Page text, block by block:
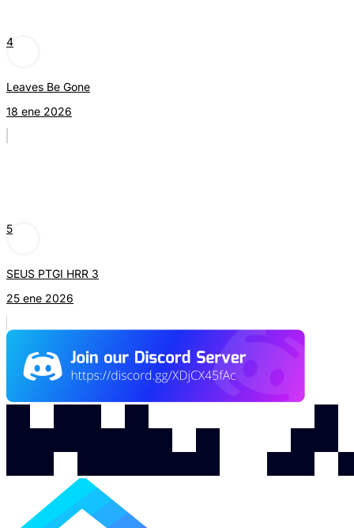
4
Leaves Be Gone
18 ene 2026
5
SEUS PTGI HRR 3
25 ene 2026